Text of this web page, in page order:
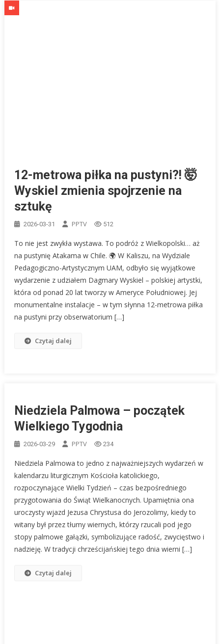
12-metrowa piłka na pustyni?! 🤯
Wyskiel zmienia spojrzenie na
sztukę
2026-03-31 PPTV 512
To nie jest zwykła wystawa. To podróż z Wielkopolski… aż
na pustynię Atakama w Chile. 🌍 W Kaliszu, na Wydziale
Pedagogiczno-Artystycznym UAM, odbyło się wyjątkowe
wydarzenie z udziałem Dagmary Wyskiel – polskiej artystki,
która od ponad 20 lat tworzy w Ameryce Południowej. Jej
monumentalne instalacje – w tym słynna 12-metrowa piłka
na pustyni przy obserwatorium […]
Czytaj dalej
Niedziela Palmowa – początek
Wielkiego Tygodnia
2026-03-29 PPTV 234
Niedziela Palmowa to jedno z najważniejszych wydarzeń w
kalendarzu liturgicznym Kościoła katolickiego,
rozpoczynające Wielki Tydzień – czas bezpośredniego
przygotowania do Świąt Wielkanocnych. Upamiętnia ona
uroczysty wjazd Jezusa Chrystusa do Jerozolimy, kiedy to
witany był przez tłumy wiernych, którzy rzucali pod jego
stopy palmowe gałązki, symbolizujące radość, zwycięstwo i
nadzieję. W tradycji chrześcijańskiej tego dnia wierni […]
Czytaj dalej